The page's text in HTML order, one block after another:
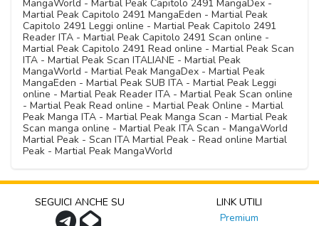
MangaWorld - Martial Peak Capitolo 2491 MangaDex -
Martial Peak Capitolo 2491 MangaEden - Martial Peak
Capitolo 2491 Leggi online - Martial Peak Capitolo 2491
Reader ITA - Martial Peak Capitolo 2491 Scan online -
Martial Peak Capitolo 2491 Read online - Martial Peak Scan
ITA - Martial Peak Scan ITALIANE - Martial Peak
MangaWorld - Martial Peak MangaDex - Martial Peak
MangaEden - Martial Peak SUB ITA - Martial Peak Leggi
online - Martial Peak Reader ITA - Martial Peak Scan online
- Martial Peak Read online - Martial Peak Online - Martial
Peak Manga ITA - Martial Peak Manga Scan - Martial Peak
Scan manga online - Martial Peak ITA Scan - MangaWorld
Martial Peak - Scan ITA Martial Peak - Read online Martial
Peak - Martial Peak MangaWorld
SEGUICI ANCHE SU
LINK UTILI
Premium